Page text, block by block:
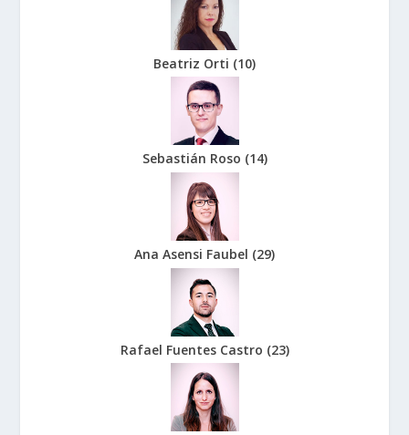
Beatriz Orti (10)
Sebastián Roso (14)
Ana Asensi Faubel (29)
Rafael Fuentes Castro (23)